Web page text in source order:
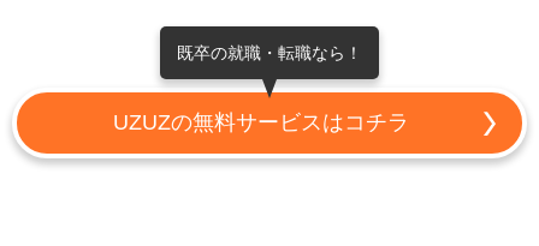
既卒の就職・転職なら！
UZUZの無料サービスはコチラ